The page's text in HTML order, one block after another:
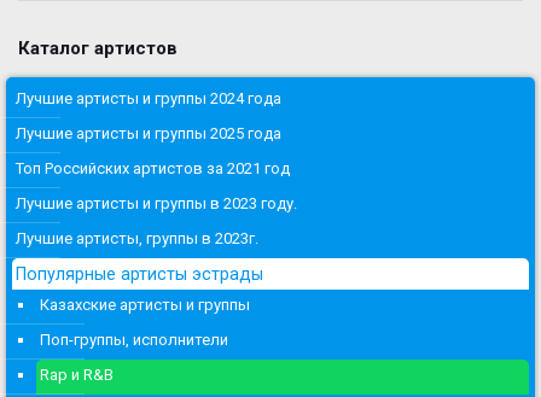
Каталог артистов
Лучшие артисты и группы 2024 года
Лучшие артисты и группы 2025 года
Топ Российских артистов за 2021 год
Лучшие артисты и группы в 2023 году.
Лучшие артисты, группы в 2023г.
Популярные артисты эстрады
Казахские артисты и группы
Поп-группы, исполнители
Rap и R&B